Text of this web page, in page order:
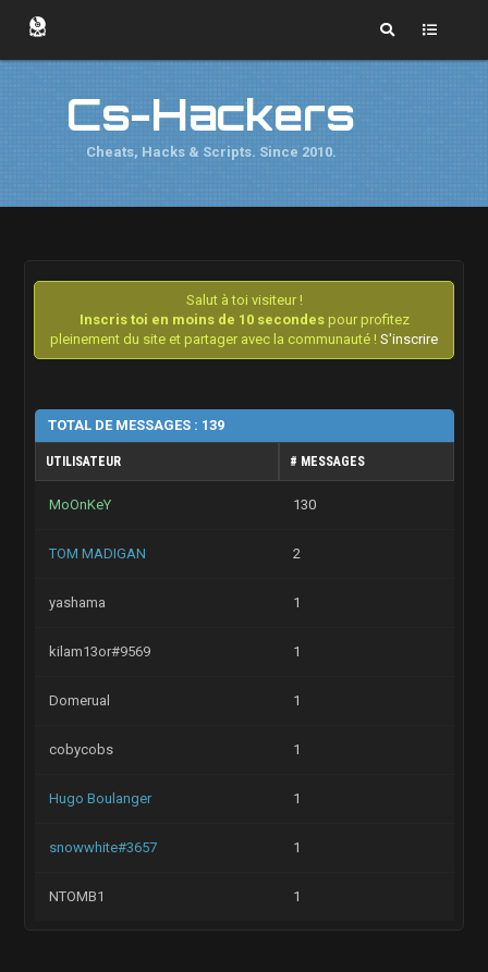
Cs-Hackers
Cheats, Hacks & Scripts. Since 2010.
Salut à toi visiteur !
Inscris toi en moins de 10 secondespour profitez
pleinement du site et partager avec la communauté ! S'inscrire
TOTAL DE MESSAGES : 139
UTILISATEUR # MESSAGES
MoOnKeY 130
TOM MADIGAN 2
yashama 1
kilam13or#9569 1
Domerual 1
cobycobs 1
Hugo Boulanger 1
snowwhite#3657 1
NTOMB1 1